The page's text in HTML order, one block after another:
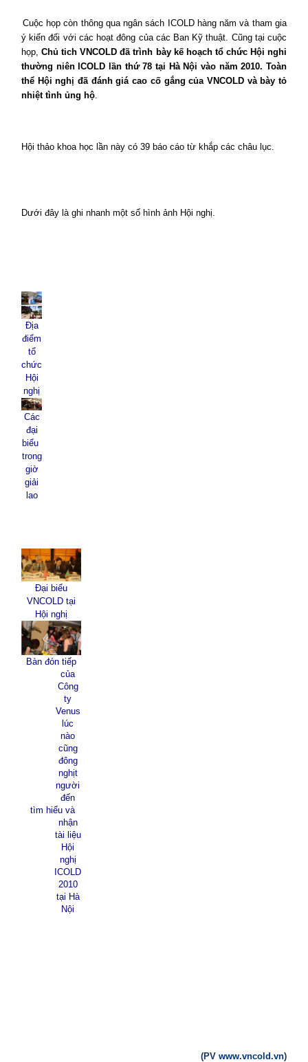
Cuộc họp còn thông qua ngân sách ICOLD hàng năm và tham gia
ý kiến đối với các hoạt đông của các Ban Kỹ thuật. Cũng tại cuộc
họp,Chủ tich VNCOLD đã trình bày kế hoạch tổ chức Hội nghi
thường niên ICOLD lần thứ 78 tại Hà Nội vào năm 2010. Toàn
thể Hội nghị đã đánh giá cao cố gắng của VNCOLD và bày tỏ
nhiệt tình ủng hộ.
Hội thảo khoa học lần này có 39 báo cáo từ khắp các châu lục.
Dưới đây là ghi nhanh một số hình ảnh Hội nghị.
Địa
điểm
tổ
chức
Hội
nghị
Các
đại
biểu
trong
giờ
giải
lao
Đại biểu
VNCOLD tại
Hội nghị
Bàn đón tiếp
của
Công
ty
Venus
lúc
nào
cũng
đông
nghịt
người
đến
tìm hiểu và
nhận
tài liệu
Hội
nghị
ICOLD
2010
tại Hà
Nội
(PV www.vncold.vn)